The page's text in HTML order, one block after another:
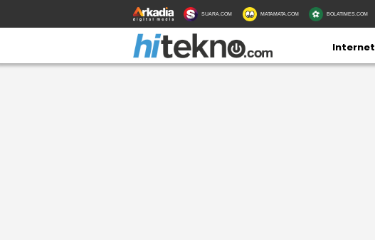
SUARA.COM MATAMATA.COM BOLATIMES.COM
Internet